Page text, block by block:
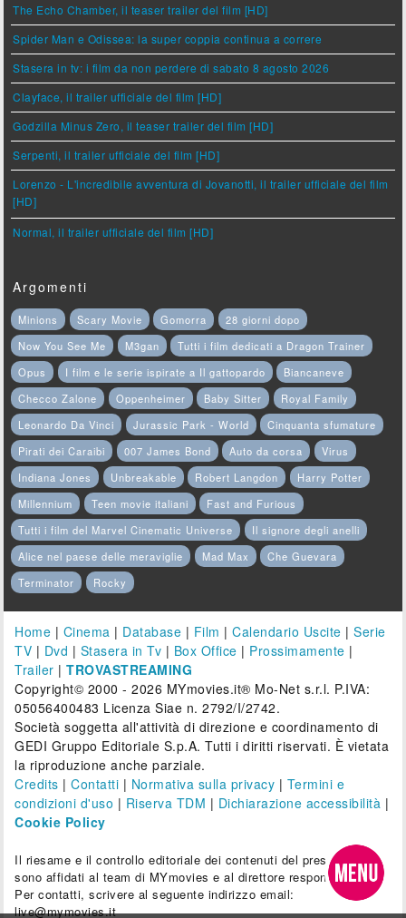
The Echo Chamber, il teaser trailer del film [HD]
Spider Man e Odissea: la super coppia continua a correre
Stasera in tv: i film da non perdere di sabato 8 agosto 2026
Clayface, il trailer ufficiale del film [HD]
Godzilla Minus Zero, il teaser trailer del film [HD]
Serpenti, il trailer ufficiale del film [HD]
Lorenzo - L'incredibile avventura di Jovanotti, il trailer ufficiale del film
[HD]
Normal, il trailer ufficiale del film [HD]
Argomenti
Minions Scary Movie Gomorra
28 giorni dopo
Now You See Me
M3gan
Tutti i film dedicati a Dragon Trainer
Opus
I film e le serie ispirate a Il gattopardo
Biancaneve
Checco Zalone
Oppenheimer Baby Sitter
Royal Family
Leonardo Da Vinci
Jurassic Park - World
Cinquanta sfumature
Pirati dei Caraibi
007 James Bond Auto da corsa
Virus
Indiana Jones
Unbreakable Robert Langdon
Harry Potter
Millennium
Teen movie italiani
Fast and Furious
Tutti i film del Marvel Cinematic Universe
Il signore degli anelli
Alice nel paese delle meraviglie
Mad Max
Che Guevara
Terminator
Rocky
Home | Cinema | Database | Film |Calendario Uscite |Serie
TV | Dvd | Stasera in Tv | Box Office | Prossimamente |
Trailer |TROVASTREAMING
Copyright© 2000 - 2026 MYmovies.it® Mo-Net s.r.l. P.IVA:
05056400483 Licenza Siae n. 2792/I/2742.
Società soggetta all'attività di direzione e coordinamento di
GEDI Gruppo Editoriale S.p.A. Tutti i diritti riservati. È vietata
la riproduzione anche parziale.
Credits |Contatti | Normativa sulla privacy | Termini e
condizioni d'uso | Riserva TDM | Dichiarazione accessibilità |
Cookie Policy
Il riesame e il controllo editoriale dei contenuti del presente sito
sono affidati al team di MYmovies e al direttore responsabile.
Per contatti, scrivere al seguente indirizzo email:
live@mymovies.it